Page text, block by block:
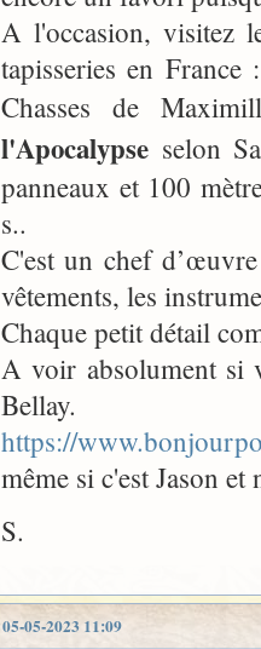
A l'occasion, visitez
tapisseries en
Chasses de
l'Apocalypse selon
panneaux et 100
s..
C'est un chef
vêtements, les
Chaque petit détail
A voir absolument si
Bellay.
https://
même si c'est Jason
S.
05-05-2023 11:09